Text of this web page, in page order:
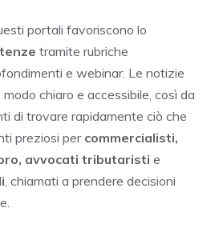
portali favoriscono lo
tramite rubriche
e webinar. Le notizie
chiaro e accessibile, così da
di trovare rapidamente ciò che
preziosi per commercialisti,
avvocati tributaristi e
, chiamati a prendere decisioni